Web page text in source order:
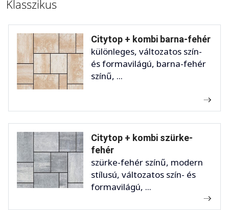
Klasszikus
Citytop + kombi barna-fehér
különleges, változatos szín-
és formavilágú, barna-fehér
színű, ...
Citytop + kombi szürke-
fehér
szürke-fehér színű, modern
stílusú, változatos szín- és
formavilágú, ...